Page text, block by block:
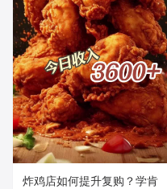
炸鸡店如何提升复购？学肯